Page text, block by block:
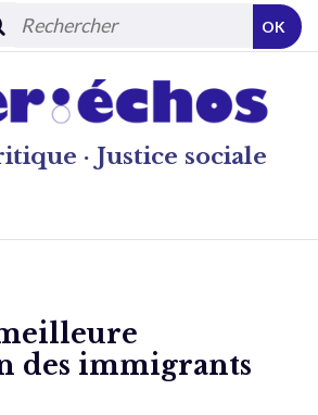
· Justice sociale
OK
des immigrants